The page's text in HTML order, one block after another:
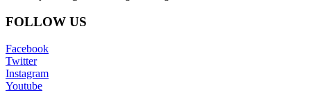
FOLLOW US
Facebook
Twitter
Instagram
Youtube